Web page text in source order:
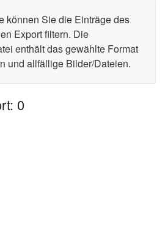
können Sie die Einträge des
Export filtern. Die
enthält das gewählte Format
und allfällige Bilder/Dateien.
0